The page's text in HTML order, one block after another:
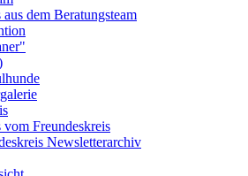
aus dem Beratungsteam
vom Freundeskreis
Newsletterarchiv